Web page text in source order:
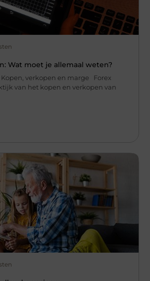
Wat moet je allemaal weten?
verkopen en marge Forex
van het kopen en verkopen van